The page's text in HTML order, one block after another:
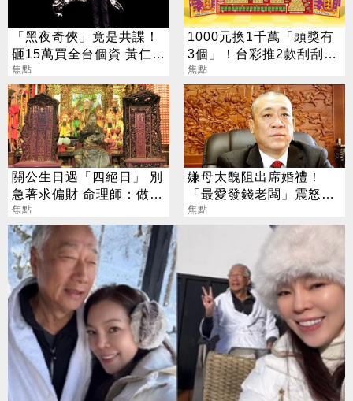
「黑夜奇俠」竟是共諜！
砸15萬買全台個資 黃仁
勳、張麗善也受害
焦點
1000元換1千萬「頭獎有
3個」！台彩推2款刮刮樂
總獎金逾33億
焦點
關公生日遇「四絕日」 別
急著求偏財 命理師：做1
事更有效
焦點
嫌母太醜阻出席婚禮！
「最愛發錢老闆」震怒開
除：我看不起你
焦點